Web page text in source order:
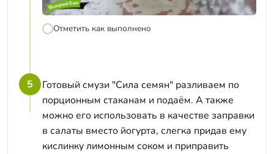
Отметить как выполнено
5
Готовый смузи "Сила семян" разливаем по
порционным стаканам и подаём. А также
можно его использовать в качестве заправки
в салаты вместо йогурта, слегка придав ему
кислинку лимонным соком и приправить